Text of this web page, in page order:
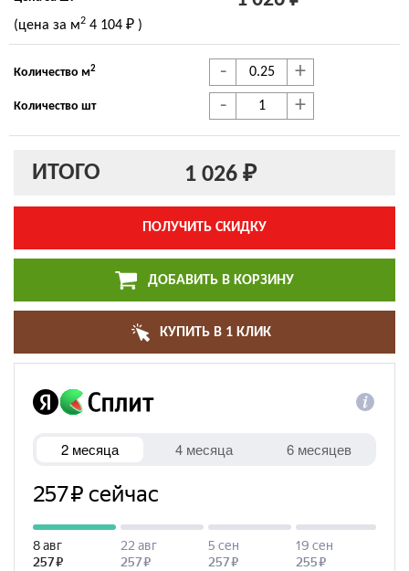
(цена за м2 4 104 ₽ )
Количество м2 - +
Количество шт - +
ИТОГО 1 026 ₽
ПОЛУЧИТЬ СКИДКУ
ДОБАВИТЬ В КОРЗИНУ
КУПИТЬ В 1 КЛИК